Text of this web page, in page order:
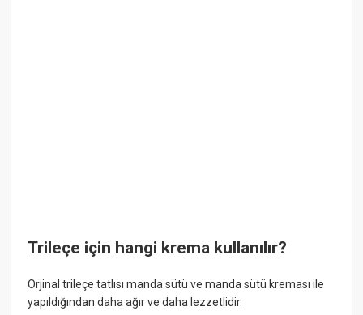
Trileçe için hangi krema kullanılır?
Orjinal trileçe tatlısı manda sütü ve manda sütü kreması ile
yapıldığından daha ağır ve daha lezzetlidir.